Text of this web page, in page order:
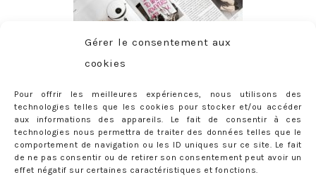
Gérer le consentement aux
cookies
Pour offrir les meilleures expériences, nous utilisons des
technologies telles que les cookies pour stocker et/ou accéder
aux informations des appareils. Le fait de consentir à ces
technologies nous permettra de traiter des données telles que le
comportement de navigation ou les ID uniques sur ce site. Le fait
de ne pas consentir ou de retirer son consentement peut avoir un
effet négatif sur certaines caractéristiques et fonctions.
ABONNEMENT